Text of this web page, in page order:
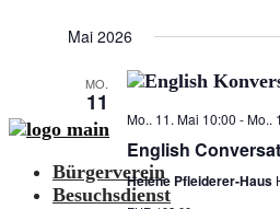
Bürgerverein
Besuchsdienst
Mai 2026
MO.
11
Mo.. 11. Mai 10:00 -Mo..
English
Helene Pfleiderer-Haus